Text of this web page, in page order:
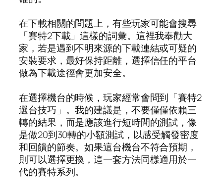
在下載相關的問題上，有些玩家可能會搜尋
「賽特2下載」這樣的詞彙。這裡我奉勸大
家，若是遇到不明來源的下載連結或可疑的
安裝要求，最好保持距離，選擇信任的平台
做為下載途徑會更加安全。
在選擇機台的時候，玩家經常會問到「賽特2
選台技巧」。我的建議是，不要僅僅依賴三
轉的結果，而是應該進行短時間的測試，像
是做20到30轉的小額測試，以感受觸發密度
和回饋的節奏。如果這台機台不符合預期，
則可以選擇更換，這一套方法同樣適用於一
代的賽特系列。